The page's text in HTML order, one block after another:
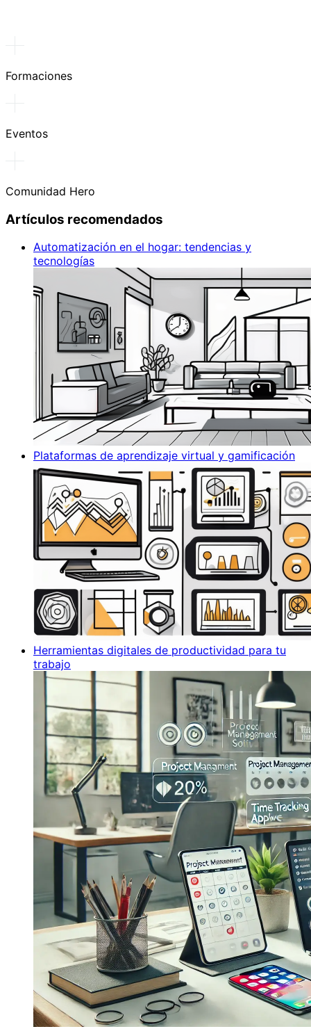
Formaciones
Eventos
Comunidad Hero
Artículos recomendados
Automatización en el hogar: tendencias y
tecnologías
Plataformas de aprendizaje virtual y gamificación
Herramientas digitales de productividad para tu
trabajo